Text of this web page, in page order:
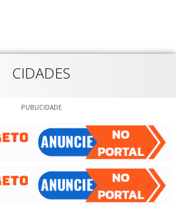
CIDADES
PUBLICIDADE